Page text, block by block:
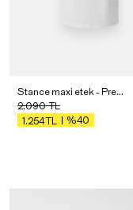
Stance maxi etek - Premium Edition
2.090TL
1.254TL %40